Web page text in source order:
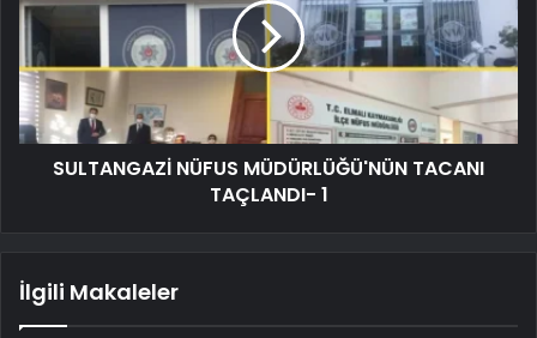
SULTANGAZİ NÜFUS MÜDÜRLÜĞÜ'NÜN TACANI
TAÇLANDI- 1
İlgili Makaleler